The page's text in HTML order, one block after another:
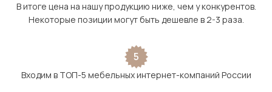
В итоге цена на нашу продукцию ниже, чем у конкурентов.
Некоторые позиции могут быть дешевле в 2-3 раза.
5
Входим в ТОП-5 мебельных интернет-компаний России